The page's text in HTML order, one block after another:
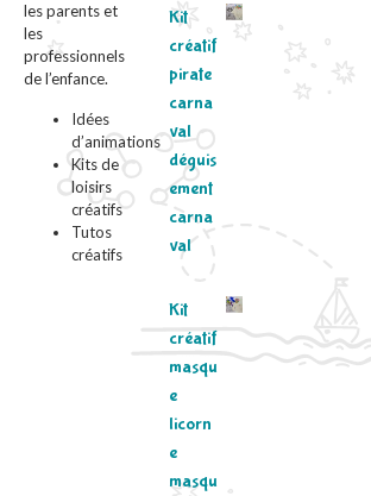
les parents et
les
professionnels
de l’enfance.
Idées
d’animations
Kits de
loisirs
créatifs
Tutos
créatifs
Kit
créatif
pirate
carna
val
déguis
ement
carna
val
Kit
créatif
masqu
e
licorn
e
masqu